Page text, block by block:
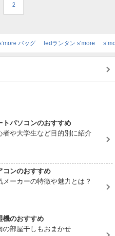
2
バッグ ledランタン s’more
トパソコンのおすすめ
者や大学生など目的別に紹介
コンのおすすめ
メーカーの特徴や魅力とは？
機のおすすめ
の部屋干しもおまかせ